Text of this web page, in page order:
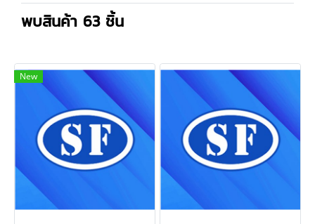
พบสินค้า 63 ชิ้น
New